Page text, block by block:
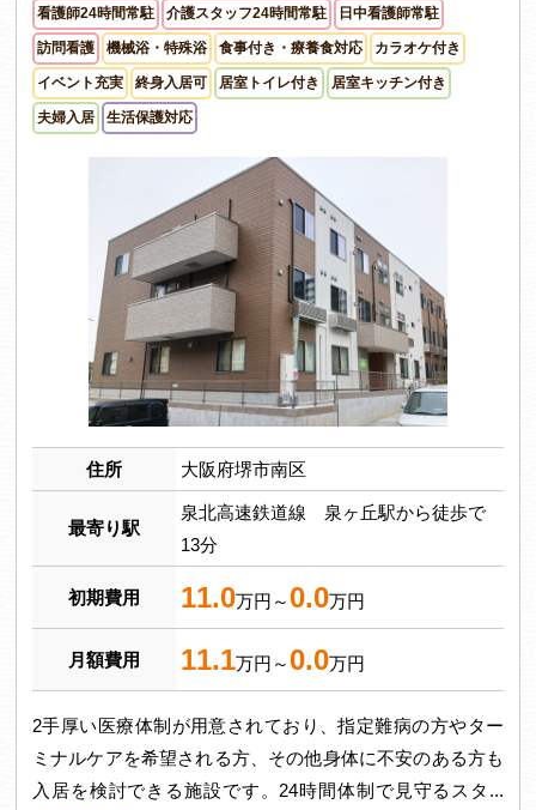
看護師24時間常駐 介護スタッフ24時間常駐 日中看護師常駐
訪問看護 機械浴・特殊浴 食事付き・療養食対応 カラオケ付き
イベント充実 終身入居可 居室トイレ付き 居室キッチン付き
夫婦入居 生活保護対応
住所 大阪府堺市南区
最寄り駅
泉北高速鉄道線 泉ヶ丘駅から徒歩で
13分
初期費用 11.0万円～ 0.0万円
月額費用 11.1万円～ 0.0万円
2手厚い医療体制が用意されており、指定難病の方やター
ミナルケアを希望される方、その他身体に不安のある方も
入居を検討できる施設です。24時間体制で見守るスタ...